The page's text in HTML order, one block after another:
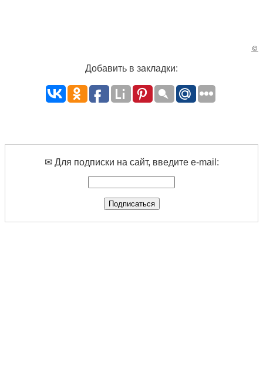
©
Добавить в закладки:
✉ Для подписки на сайт, введите e-mail: